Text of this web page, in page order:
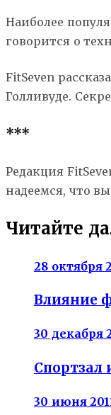
Наиболее
говорится о
FitSeven
Голливуде.
***
Редакция
надеемся, что
Читайте
28 октября
Влияние
30 декабря
Спортзал
30 июня